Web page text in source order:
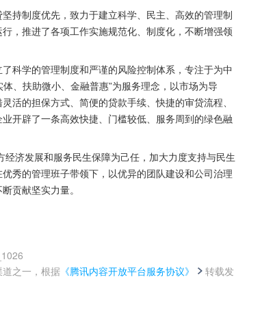
持制度优先，致力于建立科学、民主、高效的管理制
，推进了各项工作实施规范化、制度化，不断增强领
科学的管理制度和严谨的风险控制体系，专注于为中
、扶助微小、金融普惠”为服务理念，以市场为导
活的担保方式、简便的贷款手续、快捷的审贷流程、
开辟了一条高效快捷、门槛较低、服务周到的绿色融
济发展和服务民生保障为己任，加大力度支持与民生
秀的管理班子带领下，以优异的团队建设和公司治理
贡献坚实力量。
之一，根据 《腾讯内容开放平台服务协议》
转载发